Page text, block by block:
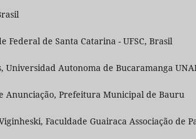
Federal de Santa Catarina - UFSC, Brasil
Universidad Autonoma de Bucaramanga
Anunciação, Prefeitura Municipal de Bauru
Faculdade Guairaca Associação de